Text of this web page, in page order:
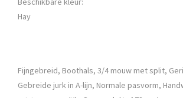
Hay
Fijngebreid, Boothals, 3/4 mouw met split,
Gebreide jurk in A-lijn, Normale pasvorm,